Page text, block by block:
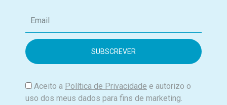
m
i
Aceito a Política de Privacidade e autorizo o
uso dos meus dados para fins de marketing.